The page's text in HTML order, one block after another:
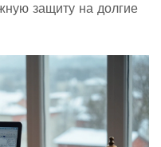
защиту на долгие